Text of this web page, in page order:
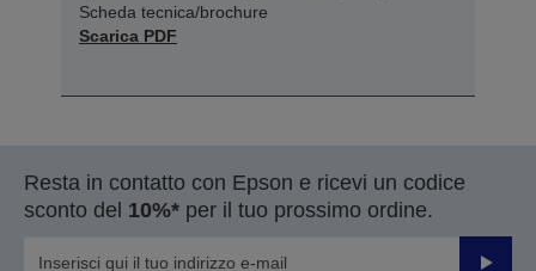
Scheda tecnica/brochure
Scarica PDF
Resta in contatto con Epson e ricevi un codice
sconto del 10%* per il tuo prossimo ordine.